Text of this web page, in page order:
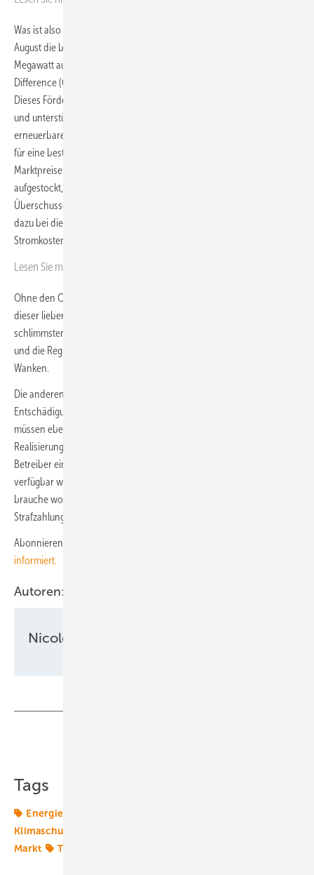
Was ist also an regulatorischen Anpassungen vorzunehmen, bevor im
August die beiden Flächen N10.1 mit zwei Gigawatt und N10.2 mit 500
Megawatt ausgeschrieben werden? Vor allem müsse der Contract for
Difference (CfD) wieder eingeführt werden, erklärt Stefan Thimm.
Dieses Förderinstrument schafft finanzielle Stabilität für Investoren
und unterstützt daher auch das Erreichen der Ausbauziele für
erneuerbare Energien. CfDs garantieren einen bestimmten Strompreis
für eine bestimmte Zeit, unabhängig von den tatsächlichen
Marktpreisen. Ist der Marktpreis zu niedrig, wird vom Staat
aufgestockt, ist er deutlich höher, gibt der Betreiber den
Überschussgewinn ab. Die dadurch erzielte Risikoreduzierung trägt
dazu bei die Strompreiskosten zu senken. 30 Prozent niedriger
Stromkosten seinen so laut Thimm möglich.
Lesen Sie mehr zur europäischen CfD-Diskussion
Ohne den CfD steigen die Risiken für Investoren so deutlich, dass
dieser lieber gar nicht erst an Ausschreibungen teilnimmt. Im
schlimmsten Fall werden Flächen bei Auktionen nicht mehr vergeben
und die Regierungsziele für den Offshore-Ausbau geraten ins
Wanken.
Die anderen bereits angesprochenen Punkte:
Entschädigungszahlungen für die Abregelung bei Netzüberlastung
müssen ebenso geklärt sein wie der Umgang mit den
Realisierungsfristen. So müsse geprüft werden, ob überhaupt beim
Betreiber eine Schuld liegt, oder ob der Netzanschluss noch nicht
verfügbar war. Wer tatsächlich vor hat, sein Projekt zu realisieren,
brauche wohl bei Verzögerungen am wenigsten auch noch
Strafzahlungen oder Ähnliches, so Thimm.
Abonnieren Sie jetzt
informiert.
Autoren:
Nicole Weinhold
Tags
Energiepolitik
Klimaschutzziele
Markt
Thimm